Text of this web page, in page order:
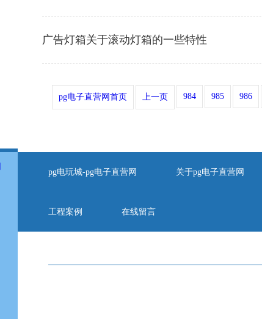
广告灯箱关于滚动灯箱的一些特性
pg电子直营网首页 上一页 984 985 986
pg电玩城-pg电子直营网 关于pg电子直营网
工程案例 在线留言